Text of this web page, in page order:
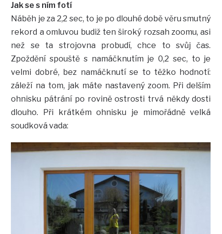
Jak se s ním fotí
Náběh je za 2,2 sec, to je po dlouhé době věru smutný
rekord a omluvou budiž ten široký rozsah zoomu, asi
než se ta strojovna probudí, chce to svůj čas.
Zpoždění spouště s namáčknutím je 0,2 sec, to je
velmi dobré, bez namáčknutí se to těžko hodnotí:
záleží na tom, jak máte nastavený zoom. Při delším
ohnisku pátrání po rovině ostrosti trvá někdy dosti
dlouho. Při krátkém ohnisku je mimořádně velká
soudková vada: